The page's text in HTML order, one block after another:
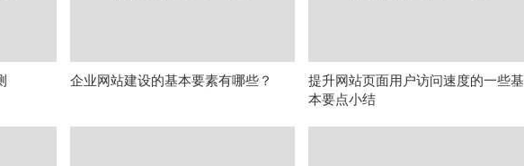
企业网站建设的基本要素有哪些？
提升网站页面用户访问速度的一些基
本要点小结